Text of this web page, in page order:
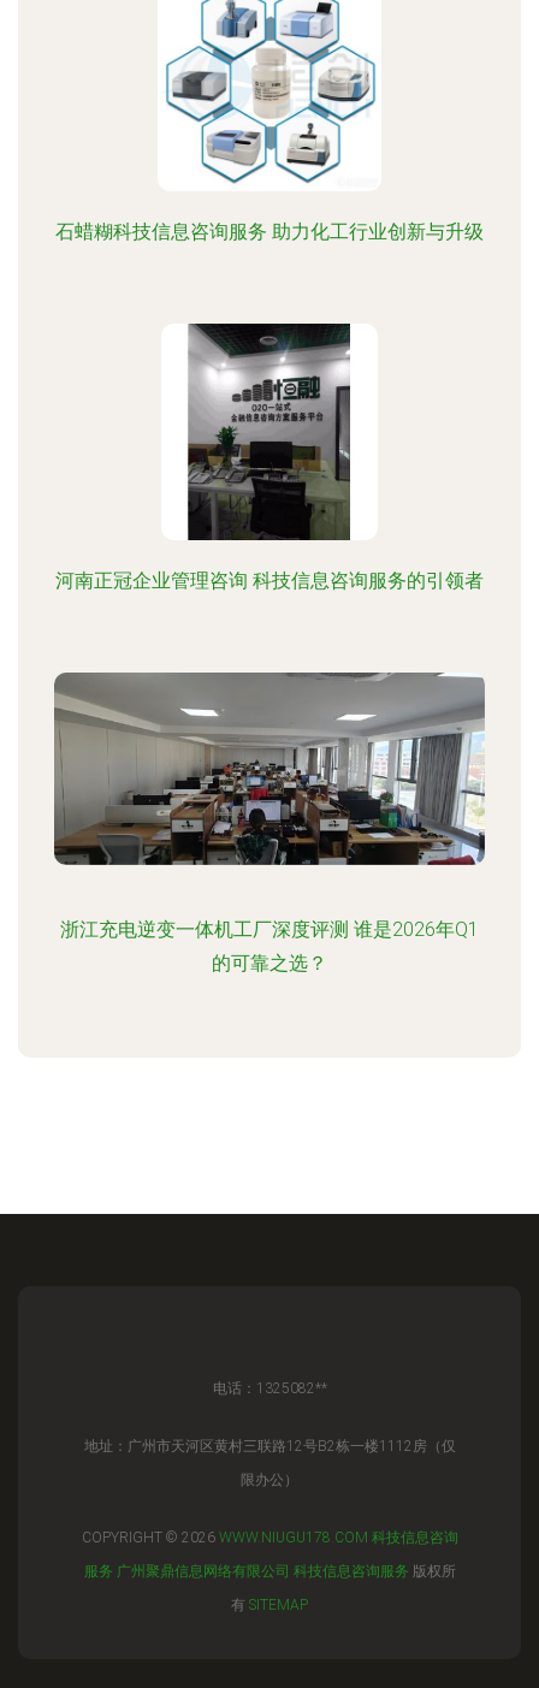
石蜡糊科技信息咨询服务 助力化工行业创新与升级
河南正冠企业管理咨询 科技信息咨询服务的引领者
浙江充电逆变一体机工厂深度评测 谁是2026年Q1
的可靠之选？
电话：1325082**
地址：广州市天河区黄村三联路12号B2栋一楼1112房（仅
限办公）
COPYRIGHT © 2026 WWW.NIUGU178.COM 科技信息咨询
服务 广州聚鼎信息网络有限公司 科技信息咨询服务 版权所
有 SITEMAP